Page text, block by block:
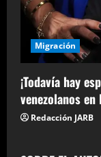
Migración
¡Todavía hay
venezolanos
Redacción JARB